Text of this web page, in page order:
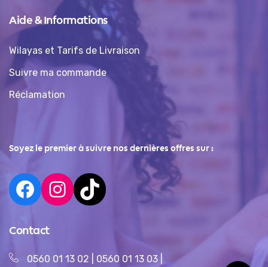
Aide & Informations
Wilayas et Tarifs de Livraison
Suivre ma commande
Réclamation
Soyez le premier à suivre nos dernières offres sur :
Contact
0560 01 13 02 0560 01 13 03